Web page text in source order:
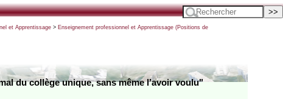
et Apprentissage> Enseignement professionnel et Apprentissage (Positions de
du collège unique, sans même l’avoir voulu"